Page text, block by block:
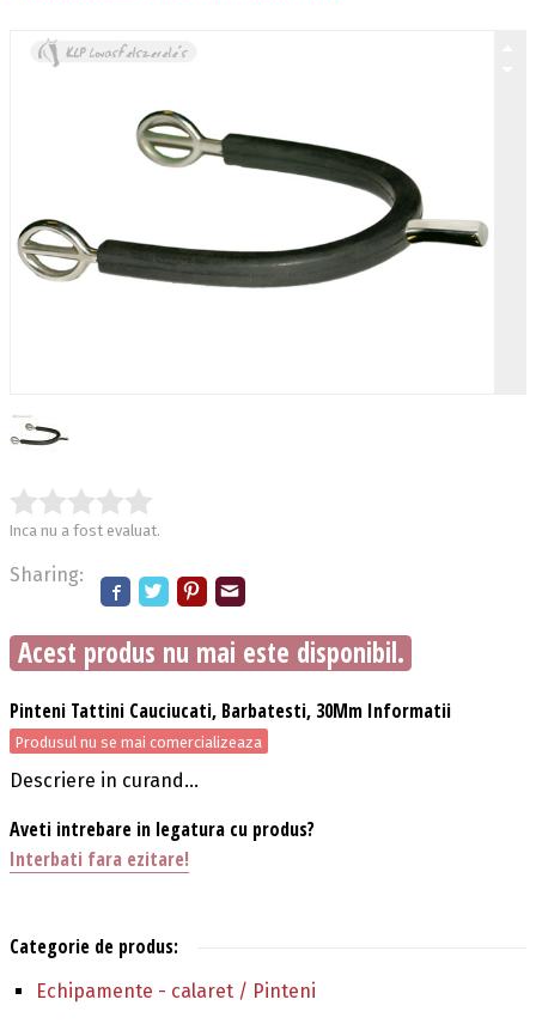
Inca nu a fost evaluat.
Sharing:
Acest produs nu mai este disponibil.
Pinteni Tattini Cauciucati, Barbatesti, 30Mm Informatii
Produsul nu se mai comercializeaza
Descriere in curand...
Aveti intrebare in legatura cu produs?
Interbati fara ezitare!
Categorie de produs:
Echipamente - calaret / Pinteni